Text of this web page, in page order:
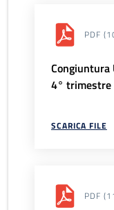
PDF
Congiuntura
4° trimestre
SCARICA FILE
PDF